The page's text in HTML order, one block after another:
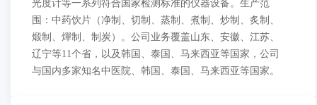
光度计等一系列符合国家检测标准的仪器设备。生产范
围：中药饮片（净制、切制、蒸制、煮制、炒制、炙制、
煅制、燀制、制炭）。公司业务覆盖山东、安徽、江苏、
辽宁等11个省，以及韩国、泰国、马来西亚等国家，公司
与国内多家知名中医院、韩国、泰国、马来西亚等国家。